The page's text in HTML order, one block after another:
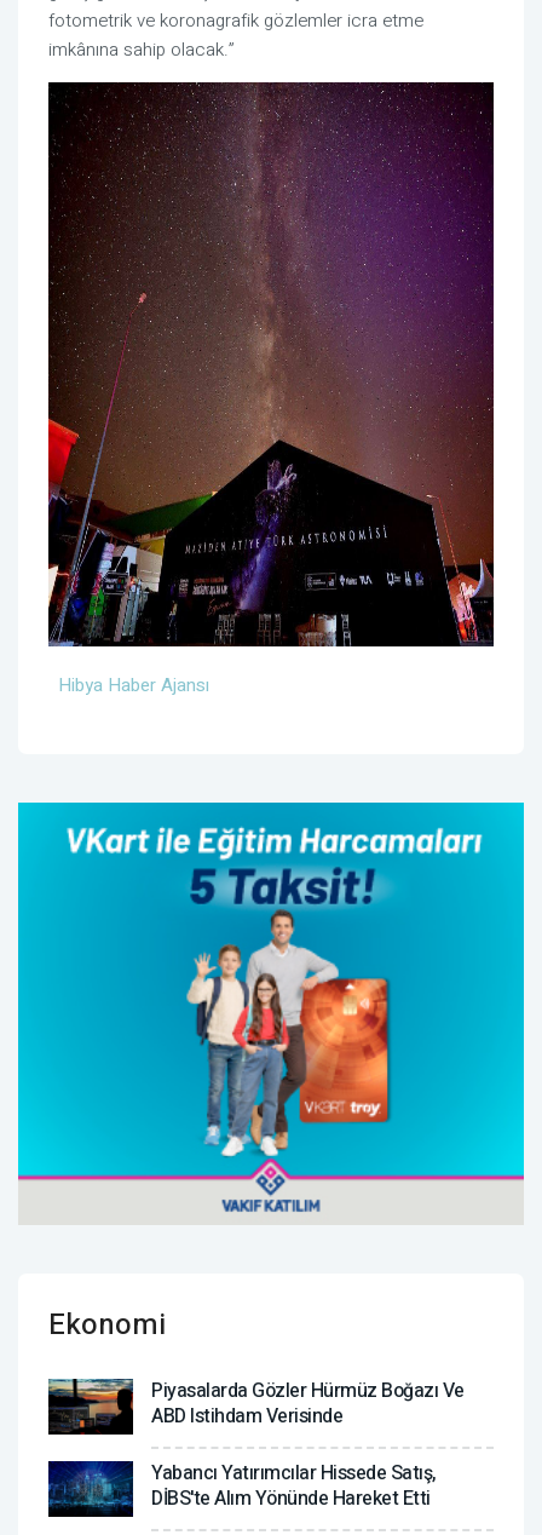
fotometrik ve koronagrafik gözlemler icra etme
imkânına sahip olacak.”
Hibya Haber Ajansı
Ekonomi
Piyasalarda Gözler Hürmüz Boğazı Ve
ABD Istihdam Verisinde
Yabancı Yatırımcılar Hissede Satış,
DİBS'te Alım Yönünde Hareket Etti